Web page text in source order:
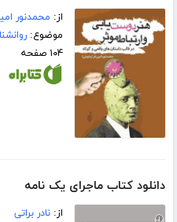
از: محمدنور
موضوع:
۱۰۴ صفحه
دانلود کتاب ماجرای یک نامه
از:نادر براتی